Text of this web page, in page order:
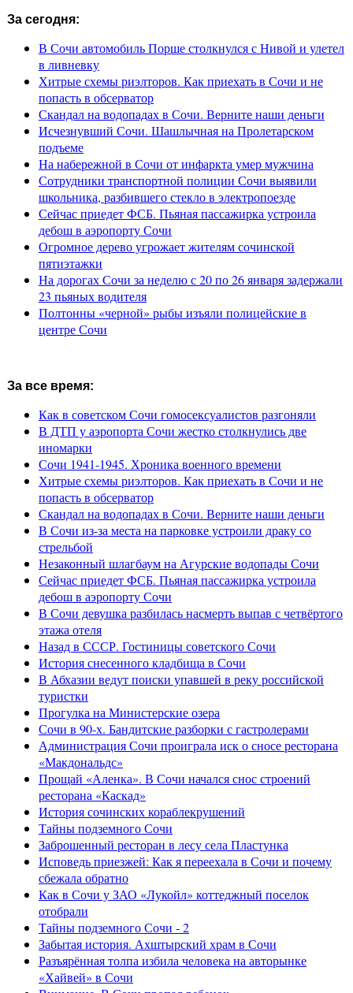
За сегодня:
В Сочи автомобиль Порше столкнулся с Нивой и улетел
в ливневку
Хитрые схемы риэлторов. Как приехать в Сочи и не
попасть в обсерватор
Скандал на водопадах в Сочи. Верните наши деньги
Исчезнувший Сочи. Шашлычная на Пролетарском
подъеме
На набережной в Сочи от инфаркта умер мужчина
Сотрудники транспортной полиции Сочи выявили
школьника, разбившего стекло в электропоезде
Сейчас приедет ФСБ. Пьяная пассажирка устроила
дебош в аэропорту Сочи
Огромное дерево угрожает жителям сочинской
пятиэтажки
На дорогах Сочи за неделю с 20 по 26 января задержали
23 пьяных водителя
Полтонны «черной» рыбы изъяли полицейские в
центре Сочи
За все время:
Как в советском Сочи гомосексуалистов разгоняли
В ДТП у аэропорта Сочи жестко столкнулись две
иномарки
Сочи 1941-1945. Хроника военного времени
Хитрые схемы риэлторов. Как приехать в Сочи и не
попасть в обсерватор
Скандал на водопадах в Сочи. Верните наши деньги
В Сочи из-за места на парковке устроили драку со
стрельбой
Незаконный шлагбаум на Агурские водопады Сочи
Сейчас приедет ФСБ. Пьяная пассажирка устроила
дебош в аэропорту Сочи
В Сочи девушка разбилась насмерть выпав с четвёртого
этажа отеля
Назад в СССР. Гостиницы советского Сочи
История снесенного кладбища в Сочи
В Абхазии ведут поиски упавшей в реку российской
туристки
Прогулка на Министерские озера
Сочи в 90-х. Бандитские разборки с гастролерами
Администрация Сочи проиграла иск о сносе ресторана
«Макдональдс»
Прощай «Аленка». В Сочи начался снос строений
ресторана «Каскад»
История сочинских кораблекрушений
Тайны подземного Сочи
Заброшенный ресторан в лесу села Пластунка
Исповедь приезжей: Как я переехала в Сочи и почему
сбежала обратно
Как в Сочи у ЗАО «Лукойл» коттеджный поселок
отобрали
Тайны подземного Сочи - 2
Забытая история. Ахштырский храм в Сочи
Разъярённая толпа избила человека на авторынке
«Хайвей» в Сочи